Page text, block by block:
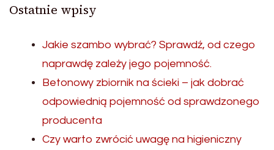
Ostatnie wpisy
Jakie szambo wybrać? Sprawdź, od czego
naprawdę zależy jego pojemność.
Betonowy zbiornik na ścieki – jak dobrać
odpowiednią pojemność od sprawdzonego
producenta
Czy warto zwrócić uwagę na higieniczny